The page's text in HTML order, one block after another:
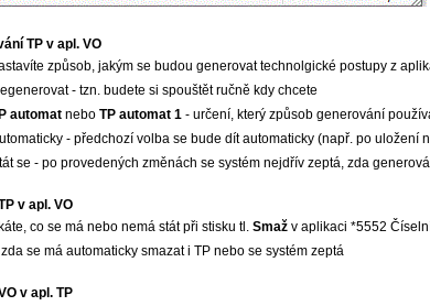
TP v apl. VO
způsob, jakým se budou generovat technolgické postupy z
- tzn. budete si spouštět ručně kdy chcete
automatnebo TP automat 1- určení, který způsob generování
- předchozí volba se bude dít automaticky (např. po uložení
se - po provedených změnách se systém nejdřív zeptá, zda
v apl. VO
co se má nebo nemá stát při stisku tl. Smažv aplikaci *5552
se má automaticky smazat i TP nebo se systém zeptá
v apl. TP